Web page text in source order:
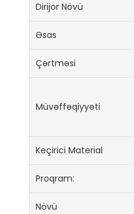
Dirijor Növü
Əsas
Çərtməsi
Müvəffəqiyyəti
Keçirici Material
Proqram:
Növü